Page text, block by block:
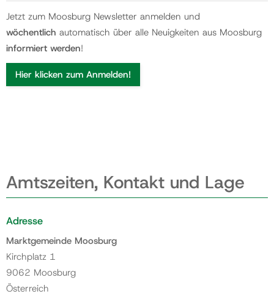
Jetzt zum Moosburg Newsletter anmelden und
wöchentlich automatisch über alle Neuigkeiten aus Moosburg
informiert werden!
Hier klicken zum Anmelden!
Amtszeiten, Kontakt und Lage
Adresse
Marktgemeinde Moosburg
Kirchplatz 1
9062 Moosburg
Österreich